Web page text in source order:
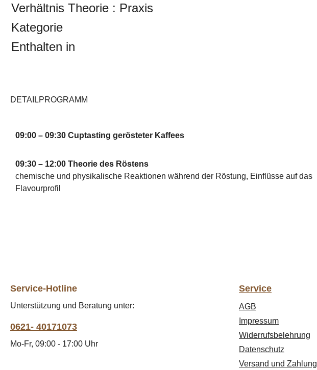
Verhältnis Theorie : Praxis
Kategorie
Enthalten in
DETAILPROGRAMM
09:00 – 09:30 Cuptasting gerösteter Kaffees
09:30 – 12:00 Theorie des Röstens
chemische und physikalische Reaktionen während der Röstung, Einflüsse auf das
Flavourprofil
Service-Hotline
Unterstützung und Beratung unter:
0621- 40171073
Mo-Fr, 09:00 - 17:00 Uhr
Service
AGB
Impressum
Widerrufsbelehrung
Datenschutz
Versand und Zahlung